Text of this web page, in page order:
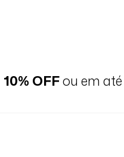
10% OFFou em